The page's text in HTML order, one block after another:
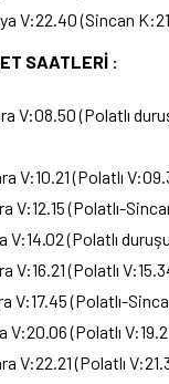
V:22.40 (Sincan
SAATLERİ :
V:08.50 (Polatlı
V:10.21 (Polatlı
V:12.15 (Polatlı-
V:14.02 (Polatlı
V:16.21 (Polatlı
V:17.45 (Polatlı-
V:20.06 (Polatlı
V:22.21 (Polatlı